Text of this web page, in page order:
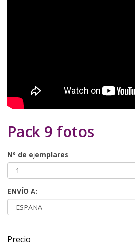
Pack 9 fotos
Nº de ejemplares
ENVÍO A:
Precio